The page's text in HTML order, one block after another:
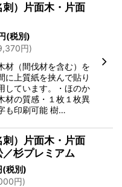
）片面木・片面
(税別)
円)
材（間伐材を含む）を
に上質紙を挟んで貼り
しています。・ほのか
材の質感・１枚１枚異
も印刷可能 樹…
）片面木・片面
杉プレミアム
(税別)
円)